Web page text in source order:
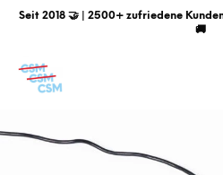
Seit 2018 🤝 | 2500+ zufriedene Kunden
🚚